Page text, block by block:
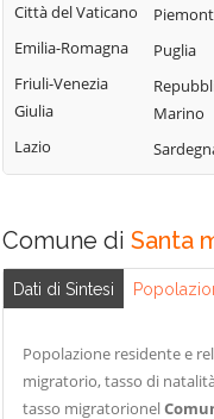
Città del Vaticano
Emilia-Romagna
Friuli-Venezia
Giulia
Lazio
Puglia
Marino
Comune di Santa
Dati di Sintesi
Popolazione residente e
migratorio, tasso di
tasso migratorionel